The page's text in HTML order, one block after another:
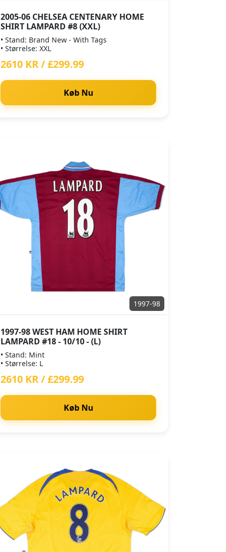
2005-06 CHELSEA CENTENARY HOME
SHIRT LAMPARD #8 (XXL)
• Stand: Brand New - With Tags
• Størrelse: XXL
2610 KR / £299.99
Køb Nu
1997-98
1997-98 WEST HAM HOME SHIRT
LAMPARD #18 - 10/10 - (L)
• Stand: Mint
• Størrelse: L
2610 KR / £299.99
Køb Nu